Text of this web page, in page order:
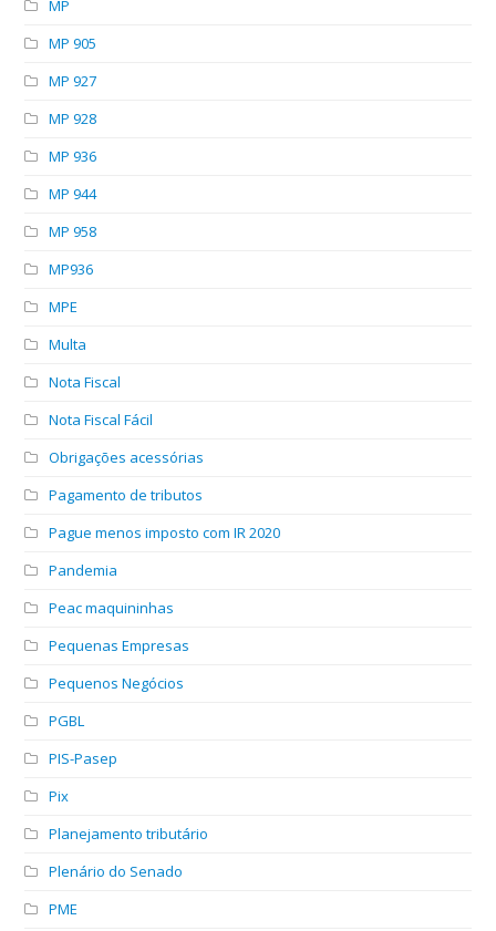
MP
MP 905
MP 927
MP 928
MP 936
MP 944
MP 958
MP936
MPE
Multa
Nota Fiscal
Nota Fiscal Fácil
Obrigações acessórias
Pagamento de tributos
Pague menos imposto com IR 2020
Pandemia
Peac maquininhas
Pequenas Empresas
Pequenos Negócios
PGBL
PIS-Pasep
Pix
Planejamento tributário
Plenário do Senado
PME